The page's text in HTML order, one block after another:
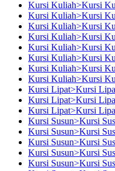
Kursi Kuliah>Kursi
Kursi Kuliah>Kursi
Kursi Kuliah>Kursi
Kursi Kuliah>Kursi
Kursi Kuliah>Kursi
Kursi Kuliah>Kursi
Kursi Kuliah>Kursi
Kursi Kuliah>Kursi
Kursi Lipat>Kursi
Kursi Lipat>Kursi
Kursi Lipat>Kursi
Kursi Susun>Kursi
Kursi Susun>Kursi
Kursi Susun>Kursi
Kursi Susun>Kursi
Kursi Susun>Kursi